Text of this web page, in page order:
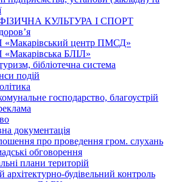
КУЛЬТУРА І СПОРТ
центр ПМСД»
БЛІЛ»
бібліотечна система
подій
господарство, благоустрій
документація
про проведення гром. слухань
обговорення
плани територій
будівельний контроль